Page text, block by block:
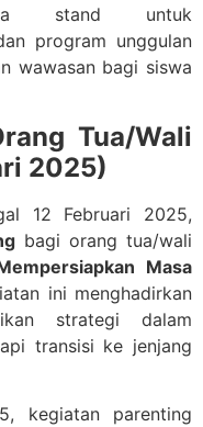
stand untuk
program unggulan
wawasan bagi siswa
Tua/Wali
2025)
12 Februari 2025,
bagi orang tua/wali
Masa
ini menghadirkan
strategi dalam
transisi ke jenjang
kegiatan parenting